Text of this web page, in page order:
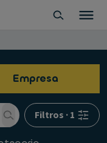
Empresa
Filtros ·1